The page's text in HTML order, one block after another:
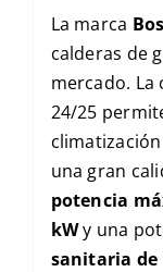
La marca
calderas de
mercado. La
24/25
una gran
potencia
kWy una
sanitaria de